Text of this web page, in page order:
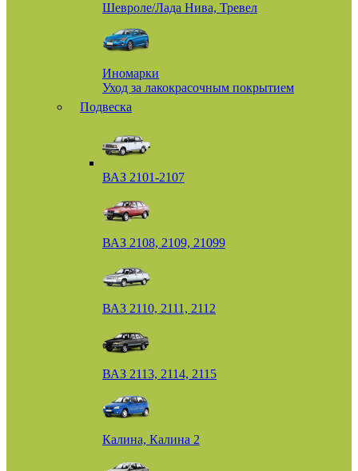
Шевроле/Лада Нива, Тревел
Иномарки
Уход за лакокрасочным покрытием
Подвеска
ВАЗ 2101-2107
ВАЗ 2108, 2109, 21099
ВАЗ 2110, 2111, 2112
ВАЗ 2113, 2114, 2115
Калина, Калина 2